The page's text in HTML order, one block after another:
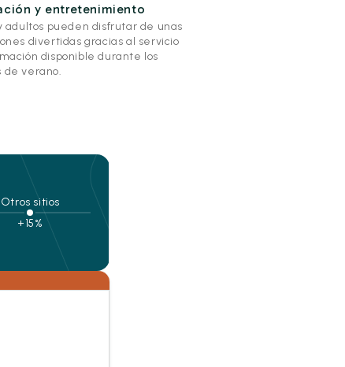
y entretenimiento
adultos pueden disfrutar de unas
divertidas gracias al servicio
disponible durante los
de verano.
Otros sitios
+15%